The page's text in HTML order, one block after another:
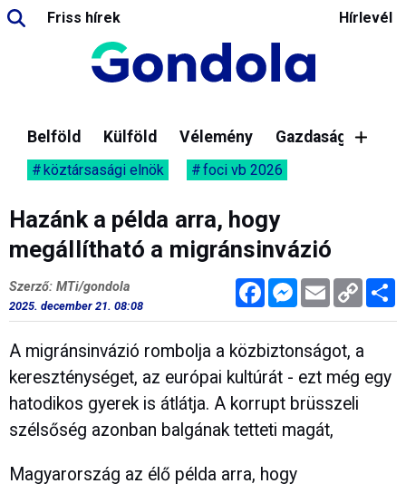
Friss hírek Hírlevél
Belföld Külföld Vélemény Gazdaság
köztársasági elnök foci vb 2026
Hazánk a példa arra, hogy
megállítható a migránsinvázió
FacebookMessenger
Email Copy
Link
Szerző: MTi/gondola
2025. december 21. 08:08
A migránsinvázió rombolja a közbiztonságot, a
kereszténységet, az európai kultúrát - ezt még egy
hatodikos gyerek is átlátja. A korrupt brüsszeli
szélsőség azonban balgának tetteti magát,
Magyarország az élő példa arra, hogy